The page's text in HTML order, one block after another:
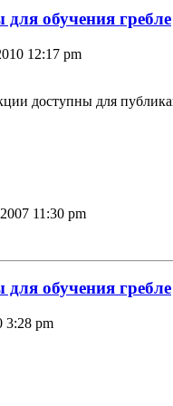
обучения гребле
12:17 pm
доступны для
11:30 pm
обучения гребле
3:28 pm